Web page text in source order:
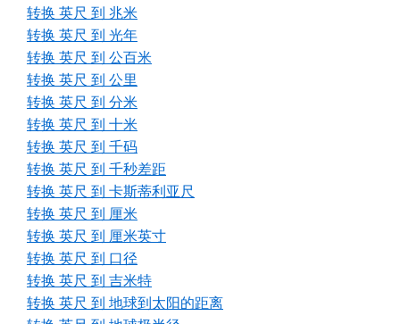
转换 英尺 到 兆米
转换 英尺 到 光年
转换 英尺 到 公百米
转换 英尺 到 公里
转换 英尺 到 分米
转换 英尺 到 十米
转换 英尺 到 千码
转换 英尺 到 千秒差距
转换 英尺 到 卡斯蒂利亚尺
转换 英尺 到 厘米
转换 英尺 到 厘米英寸
转换 英尺 到 口径
转换 英尺 到 吉米特
转换 英尺 到 地球到太阳的距离